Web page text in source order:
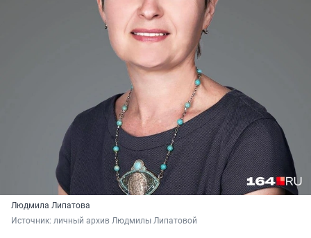
Людмила Липатова
Источник: личный архив Людмилы Липатовой